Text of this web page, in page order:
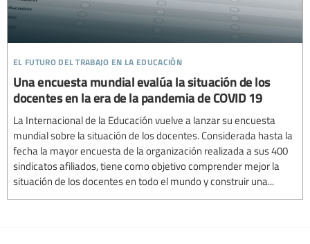
el futuro del trabajo en la educación
Una encuesta mundial evalúa la situación de los
docentes en la era de la pandemia de COVID 19
La Internacional de la Educación vuelve a lanzar su encuesta
mundial sobre la situación de los docentes. Considerada hasta la
fecha la mayor encuesta de la organización realizada a sus 400
sindicatos afiliados, tiene como objetivo comprender mejor la
situación de los docentes en todo el mundo y construir una...